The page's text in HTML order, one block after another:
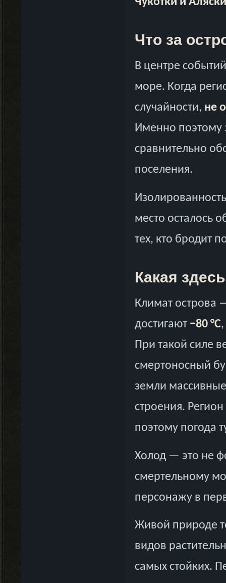
Что за
В центре
море. Когда
случайности, не
Именно поэтому
сравнительно
поселения.
место осталось
тех, кто бродит
Какая
Климат острова
достигают −80 °C,
При такой силе
смертоносный
земли
строения.
поэтому погода
Холод — это не
смертельному
персонажу в
Живой природе
видов
самых стойких.